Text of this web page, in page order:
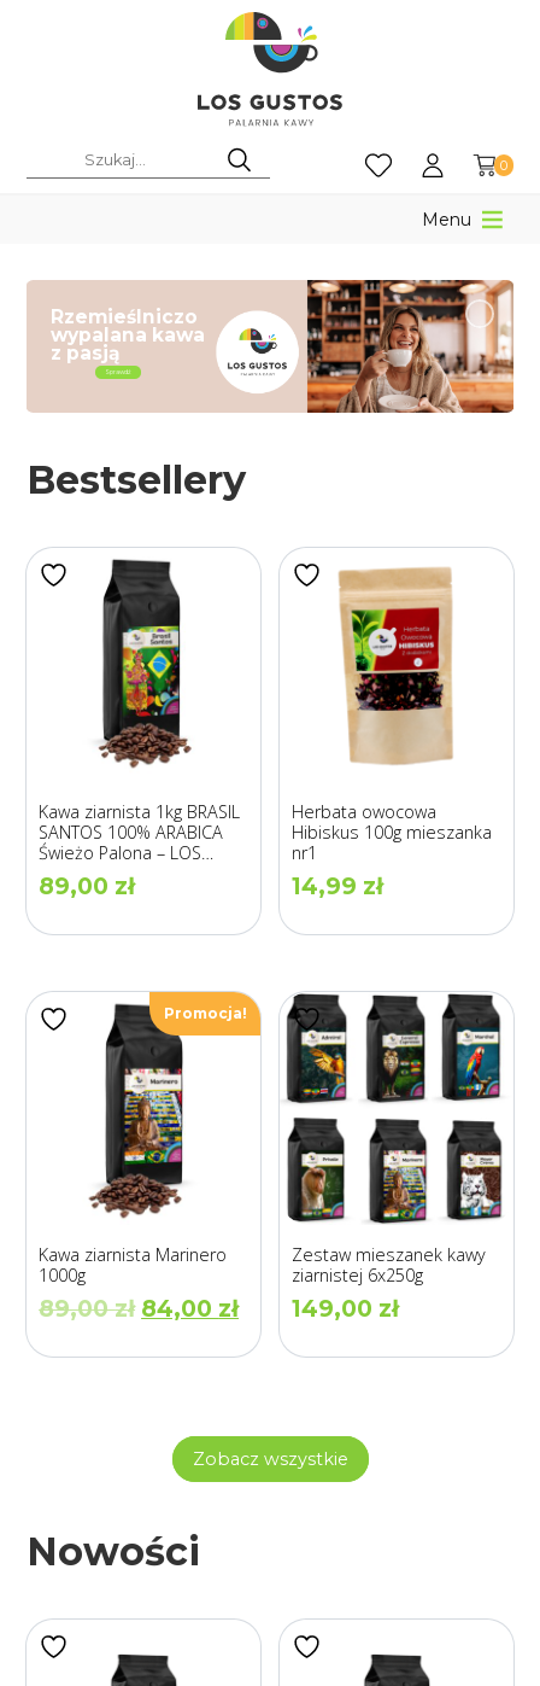
0
Menu
Rzemieślniczo
wypalana kawa
z pasją
Sprawdź
Bestsellery
Kawa ziarnista 1kg BRASIL
SANTOS 100% ARABICA
Świeżo Palona – LOS
GUSTOS
89,00 zł
Herbata owocowa
Hibiskus 100g mieszanka
nr1
14,99 zł
Promocja!
Kawa ziarnista Marinero
1000g
89,00zł Pierwotna
cena
wynosiła:
84,00 złAktualna
cena
wynosi:
Zestaw mieszanek kawy
ziarnistej 6x250g
149,00 zł
Zobacz wszystkie
Nowości